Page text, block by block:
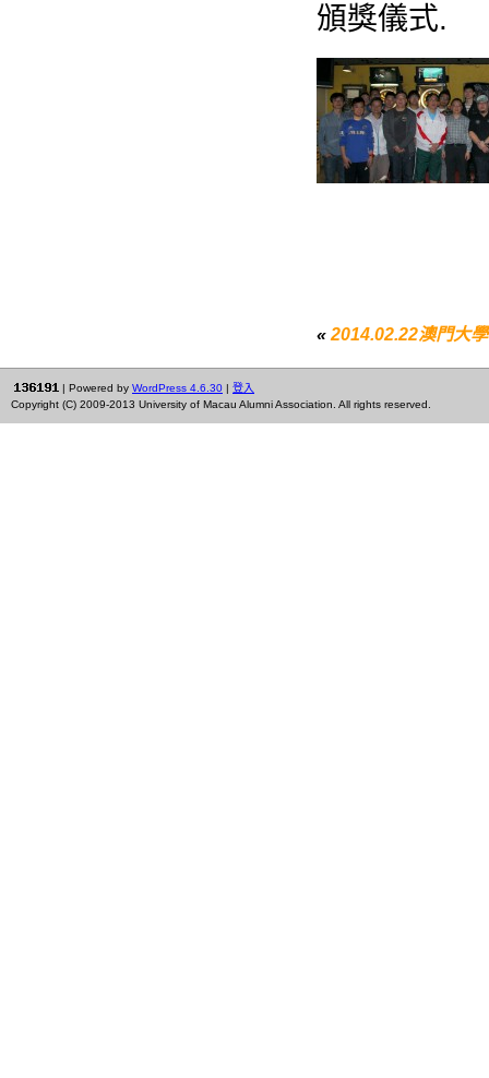
頒獎儀式.
« 2014.02.22澳門大
| Powered by WordPress 4.6.30 | 登入
Copyright (C) 2009-2013 University of Macau Alumni Association. All rights reserved.